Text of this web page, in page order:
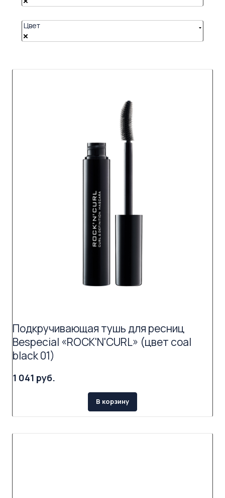
Цвет
Подкручивающая тушь для ресниц
Bespecial «ROCK'N'CURL» (цвет coal
black 01)
1 041 руб.
В корзину